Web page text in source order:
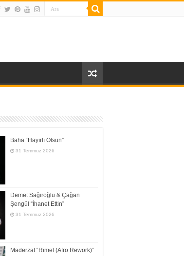
Baha “Hayırlı Olsun”
31 Temmuz 2026
Demet Sağıroğlu & Çağan
Şengül “İhanet Ettin”
31 Temmuz 2026
Maderzat “Rimel (Afro Rework)”